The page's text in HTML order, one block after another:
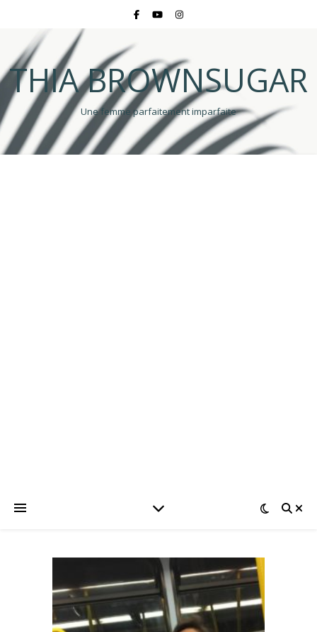
THIA BROWNSUGAR
Une femme parfaitement imparfaite